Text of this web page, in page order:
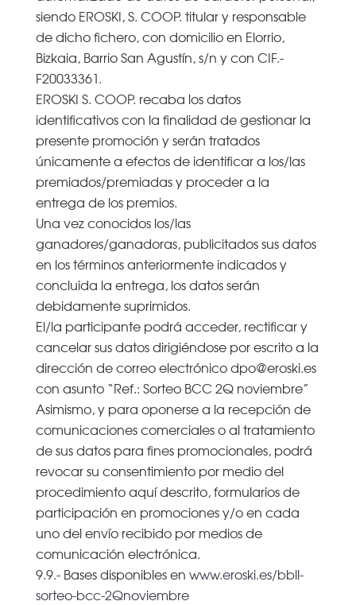
siendo EROSKI, S. COOP. titular y responsable
de dicho fichero, con domicilio en Elorrio,
Bizkaia, Barrio San Agustín, s/n y con CIF.-
F20033361.
EROSKI S. COOP. recaba los datos
identificativos con la finalidad de gestionar la
presente promoción y serán tratados
únicamente a efectos de identificar a los/las
premiados/premiadas y proceder a la
entrega de los premios.
Una vez conocidos los/las
ganadores/ganadoras, publicitados sus datos
en los términos anteriormente indicados y
concluida la entrega, los datos serán
debidamente suprimidos.
El/la participante podrá acceder, rectificar y
cancelar sus datos dirigiéndose por escrito a la
dirección de correo electrónico dpo@eroski.es
con asunto “Ref.: Sorteo BCC 2Q noviembre”
Asimismo, y para oponerse a la recepción de
comunicaciones comerciales o al tratamiento
de sus datos para fines promocionales, podrá
revocar su consentimiento por medio del
procedimiento aquí descrito, formularios de
participación en promociones y/o en cada
uno del envío recibido por medios de
comunicación electrónica.
9.9.- Bases disponibles en www.eroski.es/bbll-
sorteo-bcc-2Qnoviembre